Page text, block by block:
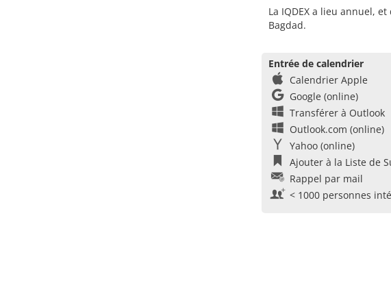
La IQDEX a lieu annuel,
Bagdad.
Entrée de calendrier
Calendrier Apple
Google (online)
Transférer à Outlook
Outlook.com (online)
Yahoo (online)
Ajouter à la Liste de
Rappel par mail
< 1000 personnes